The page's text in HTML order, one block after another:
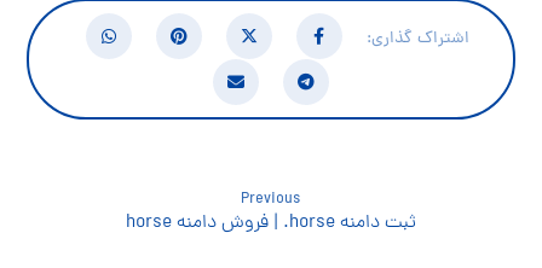
Previous
ثبت دامنه horse. | فروش دامنه horse